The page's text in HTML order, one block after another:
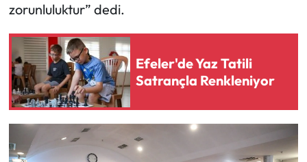
zorunluluktur” dedi.
Efeler'de Yaz Tatili
Satrançla Renkleniyor